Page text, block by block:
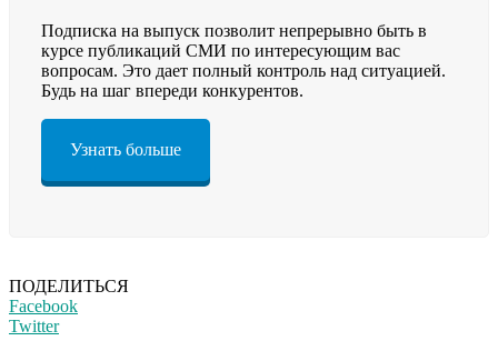
Подписка на выпуск позволит непрерывно быть в
курсе публикаций СМИ по интересующим вас
вопросам. Это дает полный контроль над ситуацией.
Будь на шаг впереди конкурентов.
Узнать больше
ПОДЕЛИТЬСЯ
Facebook
Twitter